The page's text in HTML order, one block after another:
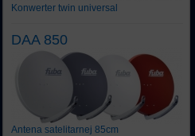
Konwerter twin universal
DAA 850
Antena satelitarnej 85cm